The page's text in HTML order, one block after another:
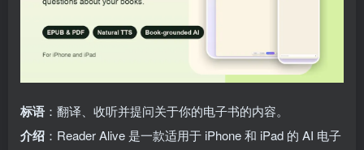
标语 ：翻译、收听并提问关于你的电子书的内容。
介绍 ：Reader Alive 是一款适用于 iPhone 和 iPad 的 AI 电子